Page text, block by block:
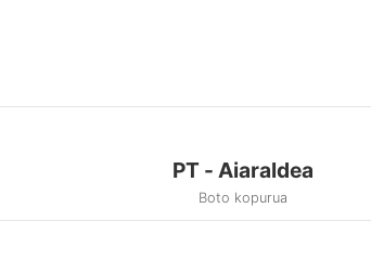
PT - Aiaraldea
Boto kopurua